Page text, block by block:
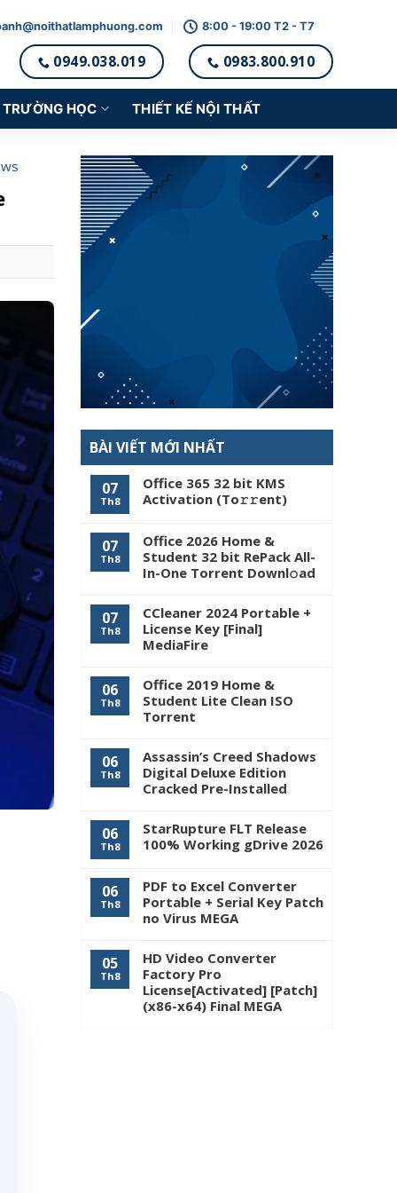
8:00 - 19:00 T2 - T7
0949.038.019 0983.800.910
TRƯỜNG HỌC THIẾT KẾ NỘI THẤT
BÀI VIẾT MỚI NHẤT
07
Th8
Office 365 32 bit KMS
Activation (To𝚛𝚛еnt)
07
Th8
Office 2026 Home &
Student 32 bit RePack All-
In-One Torrent Downl𝚘аd
07
Th8
CCleaner 2024 Portable +
License Key [Final]
MediaFire
06
Th8
Office 2019 Home &
Student Lite Clean ISO
Tоrrеnt
06
Th8
Assassin’s Creed Shadows
Digital Deluxe Edition
Cracked Pre-Installed
06
Th8
StarRupture FLT Release
100% Working gDrive 2026
06
Th8
PDF to Excel Converter
Portable + Serial Key Patch
no Virus MEGA
05
Th8
HD Video Converter
Factory Pro
License[Activated] [Patch]
(x86-x64) Final MEGA